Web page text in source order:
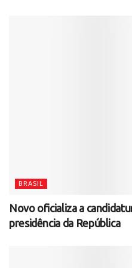
BRASIL
Novo oficializa a
presidência da República